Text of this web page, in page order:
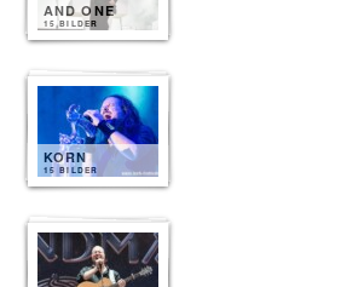
AND ONE
15 BILDER
KORN
15 BILDER